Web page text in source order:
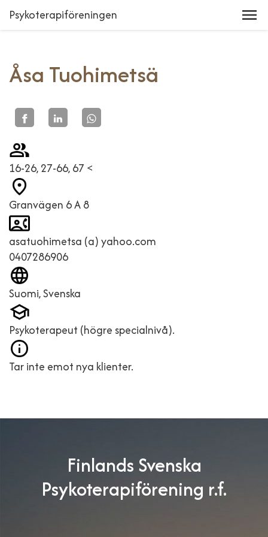
Psykoterapiföreningen
Åsa Tuohimetsä
16-26, 27-66, 67 <
Granvägen 6 A 8
asatuohimetsa (a) yahoo.com
0407286906
Suomi, Svenska
Psykoterapeut (högre specialnivå).
Tar inte emot nya klienter.
Finlands Svenska
Psykoterapiförening r.f.